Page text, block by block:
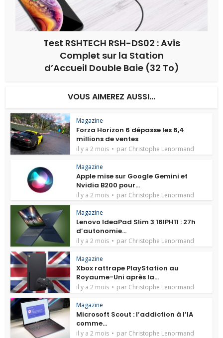
Test RSHTECH RSH-DS02 : Avis
Complet sur la Station
d’Accueil Double Baie (32 To)
VOUS AIMEREZ AUSSI...
Magazine
Forza Horizon 6 dépasse les 6,4
millions de ventes
il y a 2 mois par Christophe Lenormand
Magazine
Apple mise sur Google Gemini et
Nvidia B200 pour...
il y a 2 mois par Christophe Lenormand
Magazine
Lenovo IdeaPad Slim 3 16IPH11 : 27h
d’autonomie...
il y a 2 mois par Christophe Lenormand
Magazine
Xbox rattrape PlayStation au
Royaume-Uni après la...
il y a 2 mois par Christophe Lenormand
Magazine
Microsoft Scout : l’addiction à l’IA
comme...
il y a 2 mois par Christophe Lenormand